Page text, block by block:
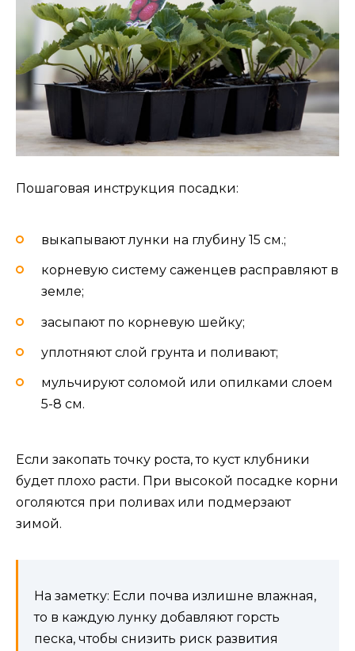
Пошаговая инструкция посадки:
выкапывают лунки на глубину 15 см.;
корневую систему саженцев расправляют в
земле;
засыпают по корневую шейку;
уплотняют слой грунта и поливают;
мульчируют соломой или опилками слоем
5-8 см.
Если закопать точку роста, то куст клубники
будет плохо расти. При высокой посадке корни
оголяются при поливах или подмерзают
зимой.
На заметку: Если почва излишне влажная,
то в каждую лунку добавляют горсть
песка, чтобы снизить риск развития